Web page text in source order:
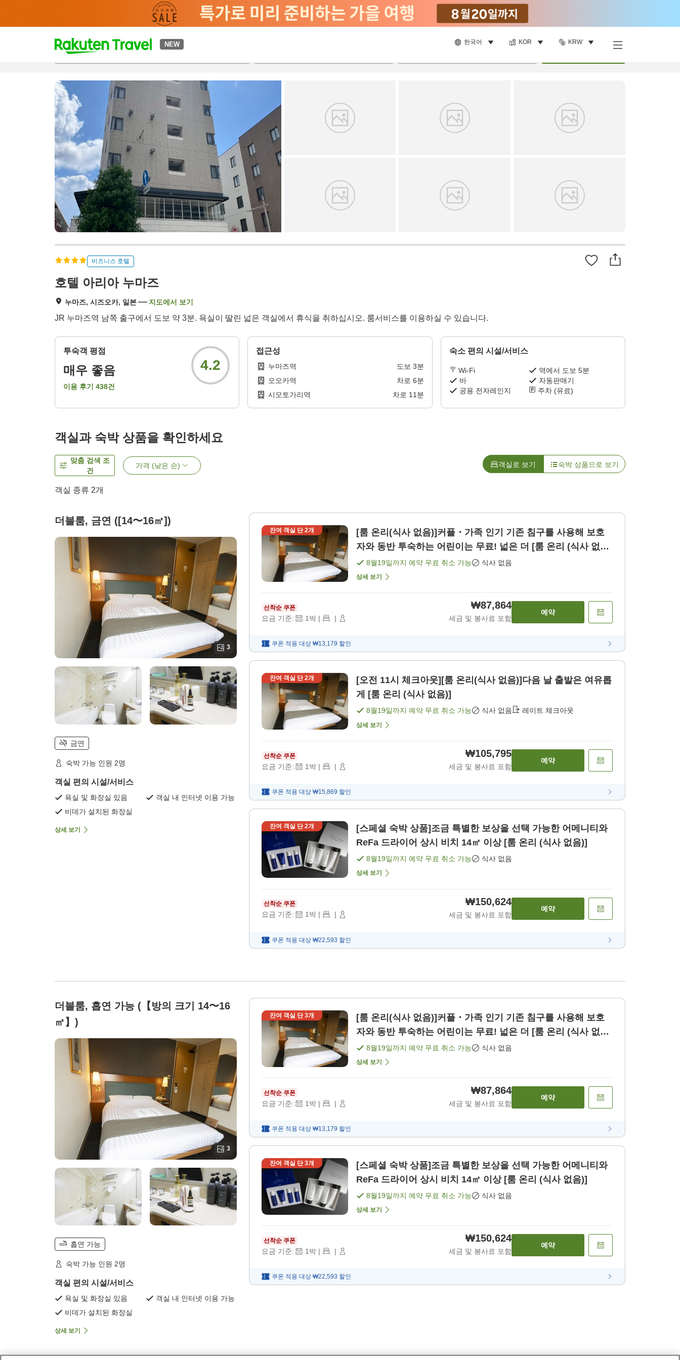
NEW 한국어 KOR KRW
t
p
a
g
e
_
s
e
a
r
c
h
개요객실 & 숙박 상품이용 후기 하이라이트
비즈니스 호텔
호텔 아리아 누마즈
누마즈, 시즈오카, 일본 지도에서 보기
JR 누마즈역 남쪽 출구에서 도보 약 3분. 욕실이 딸린 넓은 객실에서 휴식을 취하십시오. 룸서비스를 이용하실 수 있습니다.
투숙객 평점
매우 좋음
이용 후기 438건
4.2
접근성
누마즈역 도보 3분
오오카역
차로 6분
시모토가리역
차로 11분
숙소 편의 시설/서비스
Wi-Fi
역에서 도보 5분
바
자동판매기
공용 전자레인지
주차 (유료)
객실과 숙박 상품을 확인하세요
맞춤 검색 조
건
가격 (낮은 순) 객실로 보기 숙박 상품으로 보기
객실 종류 2개
더블룸, 금연 ([14〜16㎡])
3
금연
숙박 가능 인원 2명
객실 편의 시설/서비스
욕실 및 화장실 있음
객실 내 인터넷 이용 가능
비데가 설치된 화장실
상세 보기
잔여 객실 단2개
[룸 온리(식사 없음)]커플・가족 인기 기존 침구를 사용해 보호
자와 동반 투숙하는 어린이는 무료! 넓은 더 [룸 온리 (식사 없
음)]8월19일까지 예약 무료 취소 가능 식사 없음
상세 보기
선착순 쿠폰
요금 기준: 1박 | |
₩87,864
세금 및 봉사료 포함
예약
쿠폰 적용 대상 ₩13,179 할인
잔여 객실 단2개
[오전 11시 체크아웃][룸 온리(식사 없음)]다음 날 출발은 여유롭
게 [룸 온리 (식사 없음)]
8월19일까지 예약 무료 취소 가능 식사 없음 레이트 체크아웃
상세 보기
선착순 쿠폰
요금 기준: 1박 | |
₩105,795
세금 및 봉사료 포함
예약
쿠폰 적용 대상 ₩15,869 할인
잔여 객실 단2개
[스페셜 숙박 상품]조금 특별한 보상을 선택 가능한 어메니티와
ReFa 드라이어 상시 비치 14㎡ 이상 [룸 온리 (식사 없음)]
8월19일까지 예약 무료 취소 가능 식사 없음
상세 보기
선착순 쿠폰
요금 기준: 1박 | |
₩150,624
세금 및 봉사료 포함
예약
쿠폰 적용 대상 ₩22,593 할인
더블룸, 흡연 가능 (【방의 크기 14〜16
㎡】)
3
흡연 가능
숙박 가능 인원 2명
객실 편의 시설/서비스
욕실 및 화장실 있음
객실 내 인터넷 이용 가능
비데가 설치된 화장실
상세 보기
잔여 객실 단3개
[룸 온리(식사 없음)]커플・가족 인기 기존 침구를 사용해 보호
자와 동반 투숙하는 어린이는 무료! 넓은 더 [룸 온리 (식사 없
음)]8월19일까지 예약 무료 취소 가능 식사 없음
상세 보기
선착순 쿠폰
요금 기준: 1 박 | |
₩87,864
세금 및 봉사료 포함
예약
쿠폰 적용 대상 ₩13,179 할인
잔여 객실 단3개
[스페셜 숙박 상품]조금 특별한 보상을 선택 가능한 어메니티와
ReFa 드라이어 상시 비치 14㎡ 이상 [룸 온리 (식사 없음)]
8월19일까지 예약 무료 취소 가능 식사 없음
상세 보기
선착순 쿠폰
요금 기준: 1 박 | |
₩150,624
세금 및 봉사료 포함
예약
쿠폰 적용 대상 ₩22,593 할인